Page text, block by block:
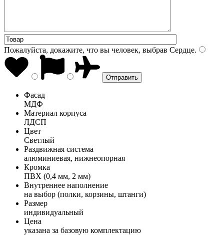
Пожалуйста, докажите, что вы человек, выбрав Сердце.
Фасад
МДФ
Материал корпуса
ЛДСП
Цвет
Светлый
Раздвижная система
алюминиевая, нижнеопорная
Кромка
ПВХ (0,4 мм, 2 мм)
Внутреннее наполнение
на выбор (полки, корзины, штанги)
Размер
индивидуальный
Цена
указана за базовую комплектацию